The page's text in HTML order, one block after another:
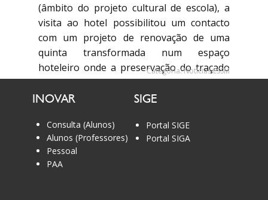
(âmbito do projeto cultural de escola), a
visita ao hotel possibilitou um contacto
com um projeto de renovação de uma
quinta transformada num espaço
hoteleiro onde a preservação do traçado
original se enquadra na paisagem única
de Sintra.
Categoria:Notícias ESSM
INOVAR
Consulta (Alunos)
Alunos (Professores)
Pessoal
PAA
SIGE
Portal SIGE
Portal SIGA